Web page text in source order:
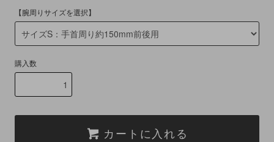
【腕周りサイズを選択】
購入数
カートに入れる